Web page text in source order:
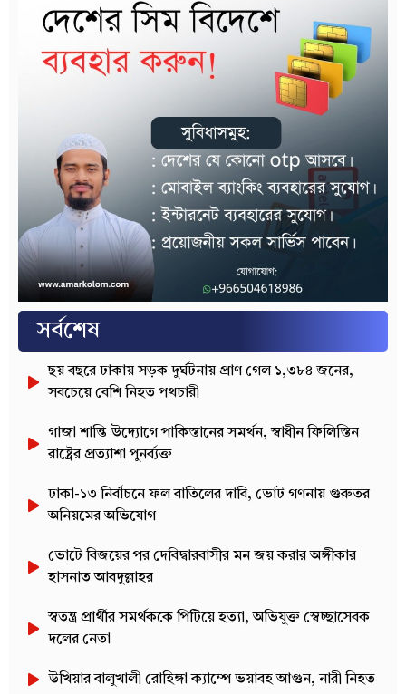
সর্বশেষ
ছয় বছরে ঢাকায় সড়ক দুর্ঘটনায় প্রাণ গেল ১,৩৮৪ জনের,
সবচেয়ে বেশি নিহত পথচারী
গাজা শান্তি উদ্যোগে পাকিস্তানের সমর্থন, স্বাধীন ফিলিস্তিন
রাষ্ট্রের প্রত্যাশা পুনর্ব্যক্ত
ঢাকা-১৩ নির্বাচনে ফল বাতিলের দাবি, ভোট গণনায় গুরুতর
অনিয়মের অভিযোগ
ভোটে বিজয়ের পর দেবিদ্বারবাসীর মন জয় করার অঙ্গীকার
হাসনাত আবদুল্লাহর
স্বতন্ত্র প্রার্থীর সমর্থককে পিটিয়ে হত্যা, অভিযুক্ত স্বেচ্ছাসেবক
দলের নেতা
উখিয়ার বালুখালী রোহিঙ্গা ক্যাম্পে ভয়াবহ আগুন, নারী নিহত